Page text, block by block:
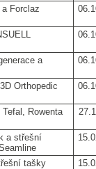
Forclaz
a
Orthopedic
Rowenta
a střešní
tašky